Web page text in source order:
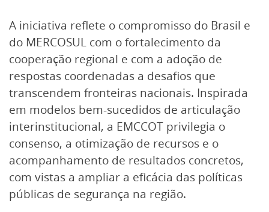
A iniciativa reflete o compromisso do Brasil e
do MERCOSUL com o fortalecimento da
cooperação regional e com a adoção de
respostas coordenadas a desafios que
transcendem fronteiras nacionais. Inspirada
em modelos bem-sucedidos de articulação
interinstitucional, a EMCCOT privilegia o
consenso, a otimização de recursos e o
acompanhamento de resultados concretos,
com vistas a ampliar a eficácia das políticas
públicas de segurança na região.